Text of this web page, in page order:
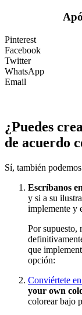
San Valentín y amor
Transporte
Verano y vacaciones
Libros para colorear
Nezaradené
Sin categorizar
Pinterest
Facebook
Twitter
WhatsApp
Email
¿Puedes
de acuerdo
Sí, también
Escríbanos
y si a su
implemente y
Por supuesto,
que
opción:
Conviértete
your own
colorear bajo